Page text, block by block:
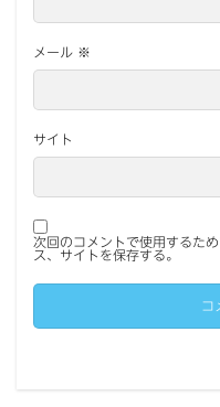
メール ※
サイト
次回のコメントで使用するた
ス、サイトを保存する。